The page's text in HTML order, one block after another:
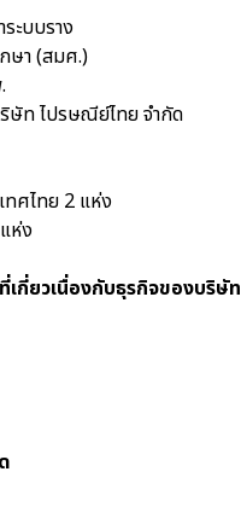
ะบบราง
ษา (สมศ.)
ท ไปรษณีย์ไทย จำกัด
ทศไทย 2 แห่ง
ห่ง
กี่ยวเนื่องกับธุรกิจของบริษัท